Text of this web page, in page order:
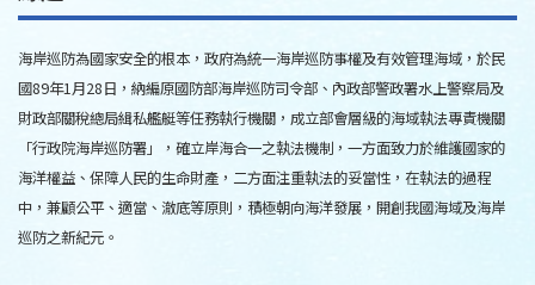
海岸巡防為國家安全的根本，政府為統一海岸巡防事權及有效管理海域，於民
國89年1月28日，納編原國防部海岸巡防司令部、內政部警政署水上警察局及
財政部關稅總局緝私艦艇等任務執行機關，成立部會層級的海域執法專責機關
「行政院海岸巡防署」，確立岸海合一之執法機制，一方面致力於維護國家的
海洋權益、保障人民的生命財產，二方面注重執法的妥當性，在執法的過程
中，兼顧公平、適當、澈底等原則，積極朝向海洋發展，開創我國海域及海岸
巡防之新紀元。